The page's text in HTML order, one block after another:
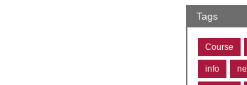
Tags
Course
info